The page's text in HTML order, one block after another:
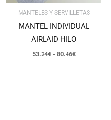
MANTELES Y SERVILLETAS
MANTEL INDIVIDUAL
AIRLAID HILO
53.24€ - 80.46€